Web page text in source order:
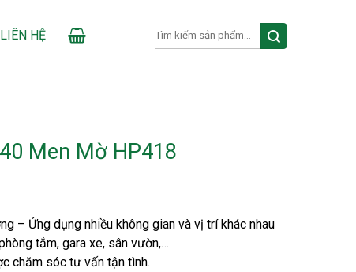
LIÊN HỆ
Search
Men Mờ HP418
– Ứng dụng nhiều không gian và vị trí khác nhau
tắm, gara xe, sân vườn,…
chăm sóc tư vấn tận tình.